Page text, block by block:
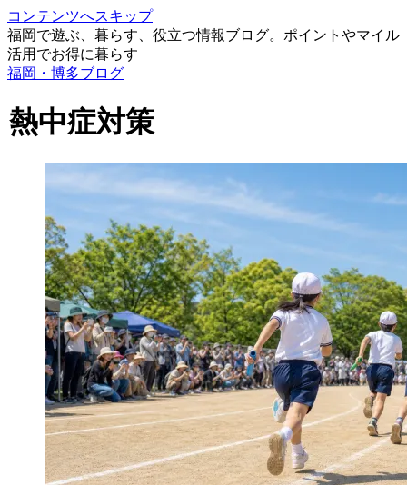
コンテンツへスキップ
福岡で遊ぶ、暮らす、役立つ情報ブログ。ポイントやマイル
活用でお得に暮らす
福岡・博多ブログ
熱中症対策